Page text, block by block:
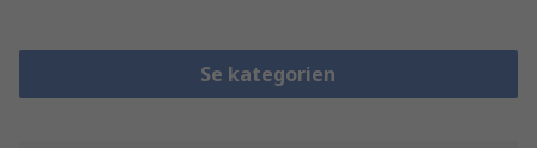
Se kategorien